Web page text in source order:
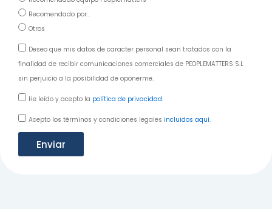
Recomendado por...
Otros
Deseo que mis datos de caracter personal sean tratados con la
finalidad de recibir comunicaciones comerciales de PEOPLEMATTERS S.L
sin perjuicio a la posibilidad de oponerme.
He leído y acepto la política de privacidad.
Acepto los términos y condiciones legales incluidos aquí.
Enviar